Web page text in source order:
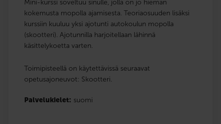
Mini-kurssi soveltuu sinulle, jolla on jo hieman
kokemusta mopolla ajamisesta. Teoriaosuuden lisäksi
kurssiin kuuluu yksi ajotunti autokoulun mopolla
(skootteri). Ajotunnilla harjoitellaan lähinnä
käsittelykoetta varten.
Toimipisteellä on käytettävissä seuraavat
opetusajoneuvot: Skootteri.
Palvelukielet: suomi